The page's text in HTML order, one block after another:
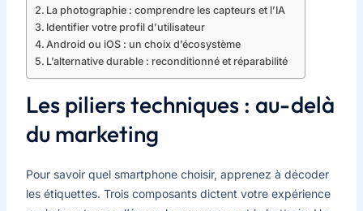
La photographie : comprendre les capteurs et l’IA
Identifier votre profil d’utilisateur
Android ou iOS : un choix d’écosystème
L’alternative durable : reconditionné et réparabilité
Les piliers techniques : au-delà
du marketing
Pour savoir quel smartphone choisir, apprenez à décoder
les étiquettes. Trois composants dictent votre expérience